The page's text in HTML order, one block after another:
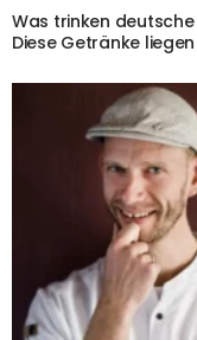
Was trinken
Diese Getränke